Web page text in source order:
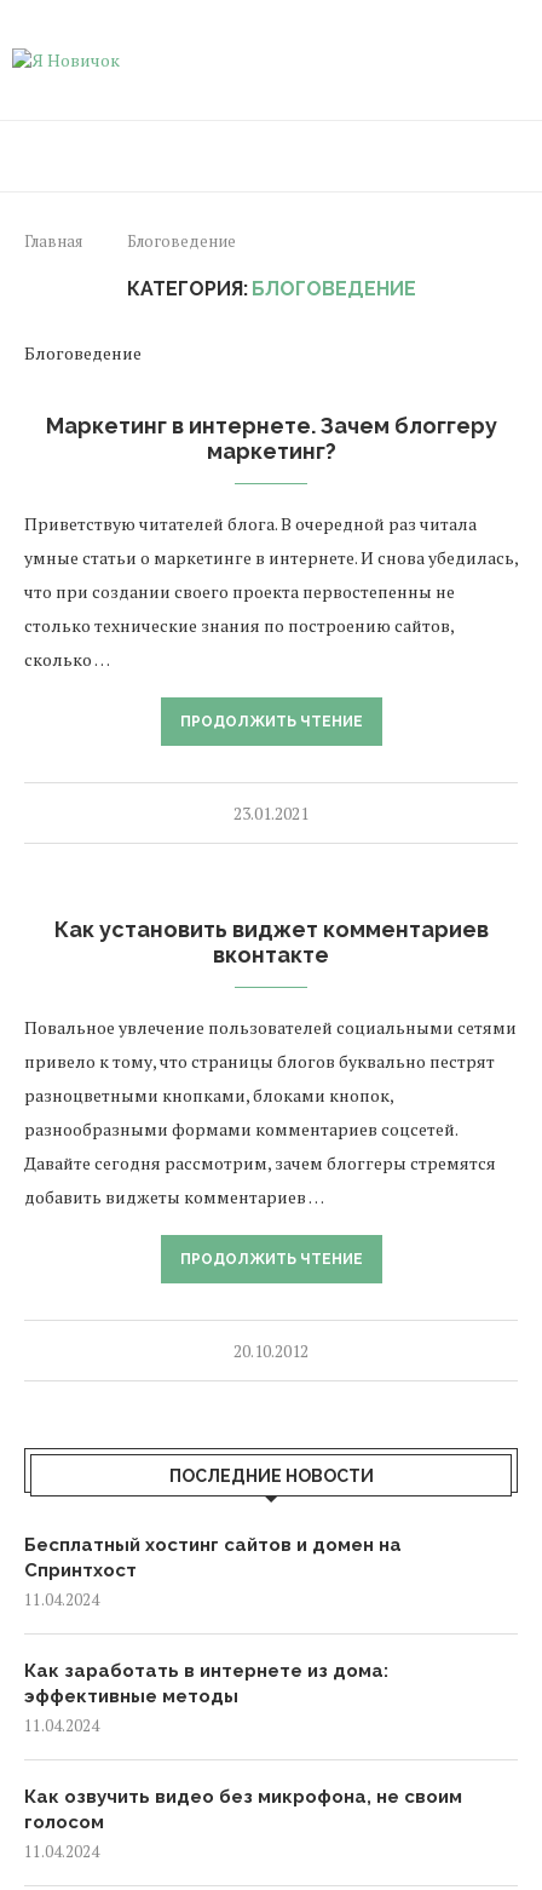
Главная Блоговедение
КАТЕГОРИЯ: БЛОГОВЕДЕНИЕ
Блоговедение
Маркетинг в интернете. Зачем блоггеру
маркетинг?
Приветствую читателей блога. В очередной раз читала
умные статьи о маркетинге в интернете. И снова убедилась,
что при создании своего проекта первостепенны не
столько технические знания по построению сайтов,
сколько …
ПРОДОЛЖИТЬ ЧТЕНИЕ
23.01.2021
Как установить виджет комментариев
вконтакте
Повальное увлечение пользователей социальными сетями
привело к тому, что страницы блогов буквально пестрят
разноцветными кнопками, блоками кнопок,
разнообразными формами комментариев соцсетей.
Давайте сегодня рассмотрим, зачем блоггеры стремятся
добавить виджеты комментариев …
ПРОДОЛЖИТЬ ЧТЕНИЕ
20.10.2012
ПОСЛЕДНИЕ НОВОСТИ
Бесплатный хостинг сайтов и домен на
Спринтхост
11.04.2024
Как заработать в интернете из дома:
эффективные методы
11.04.2024
Как озвучить видео без микрофона, не своим
голосом
11.04.2024